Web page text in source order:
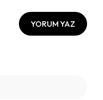
YORUM YAZ